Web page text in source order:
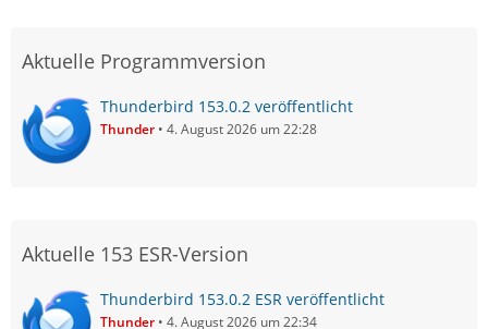
Aktuelle Programmversion
Thunderbird 153.0.2 veröffentlicht
Thunder 4. August 2026 um 22:28
Aktuelle 153 ESR-Version
Thunderbird 153.0.2 ESR veröffentlicht
Thunder 4. August 2026 um 22:34